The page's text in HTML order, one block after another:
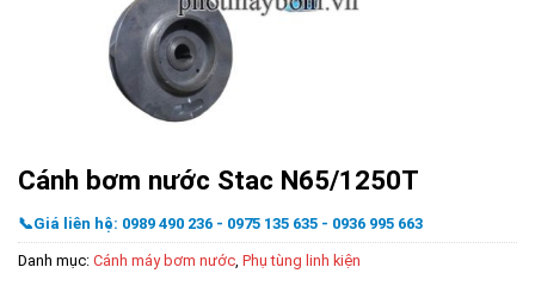
Cánh bơm nước Stac N65/1250T
📞Giá liên hệ: 0989 490 236 - 0975 135 635 - 0936 995 663
Danh mục: Cánh máy bơm nước Phụ tùng linh kiện